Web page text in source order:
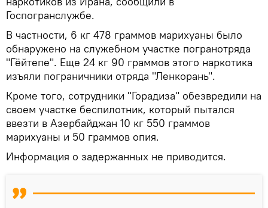
Госпогранслужбе.
В частности, 6 кг 478 граммов марихуаны было
обнаружено на служебном участке погранотряда
"Гёйтепе". Еще 24 кг 90 граммов этого наркотика
изъяли пограничники отряда "Ленкорань".
Кроме того, сотрудники "Горадиза" обезвредили на
своем участке беспилотник, который пытался
ввезти в Азербайджан 10 кг 550 граммов
марихуаны и 50 граммов опия.
Информация о задержанных не приводится.